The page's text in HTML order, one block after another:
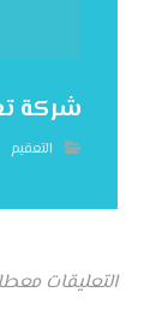
شركة
التعقيم
التعليقات